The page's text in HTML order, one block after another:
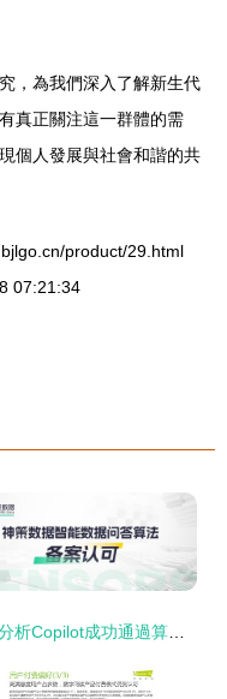
，為我們深入了解新生代
真正關注這一群體的需
個人發展與社會和諧的共
product/29.html
07:21:34